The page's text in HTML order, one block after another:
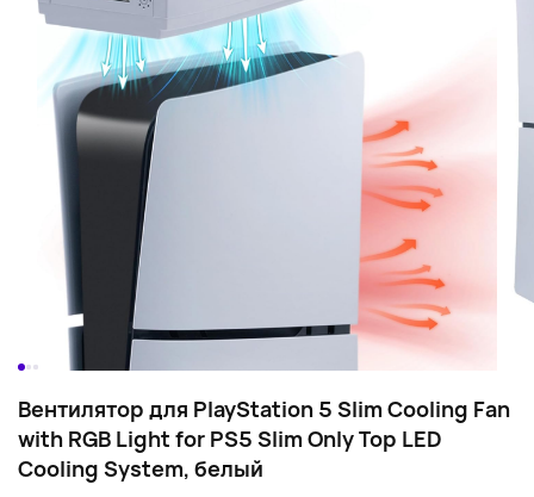
Вентилятор для PlayStation 5 Slim Cooling Fan
with RGB Light for PS5 Slim Only Top LED
Cooling System, белый